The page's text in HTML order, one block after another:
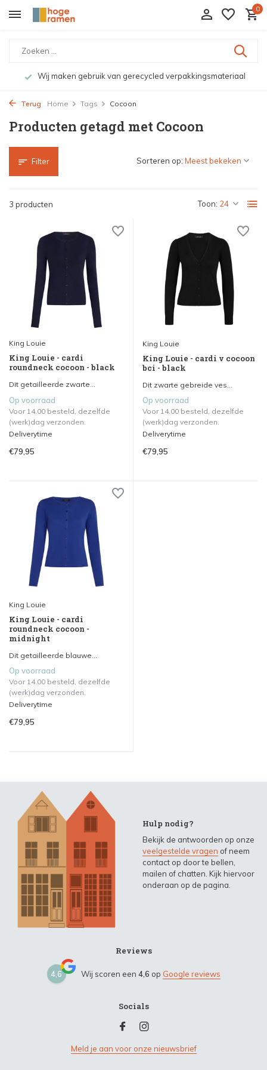
0
Wij maken gebruik van gerecycled verpakkingsmateriaal
Terug Home Tags Cocoon
Producten getagd met Cocoon
Filter
3 producten Toon:
Sorteren op:
King Louie
King Louie - cardi
roundneck cocoon - black
Dit getailleerde zwarte...
Op voorraad
Voor 14.00 besteld, dezelfde
(werk)dag verzonden.
Deliverytime
€79,95
King Louie
King Louie - cardi v cocoon
bci - black
Dit zwarte gebreide ves...
Op voorraad
Voor 14.00 besteld, dezelfde
(werk)dag verzonden.
Deliverytime
€79,95
King Louie
King Louie - cardi
roundneck cocoon -
midnight
Dit getailleerde blauwe...
Op voorraad
Voor 14.00 besteld, dezelfde
(werk)dag verzonden.
Deliverytime
€79,95
Hulp nodig?
Bekijk de antwoorden op onze
veelgestelde vragen of neem
contact op door te bellen,
mailen of chatten. Kijk hiervoor
onderaan op de pagina.
Reviews
4,6 Wij scoren een 4,6 op Google reviews
Socials
Meld je aan voor onze nieuwsbrief